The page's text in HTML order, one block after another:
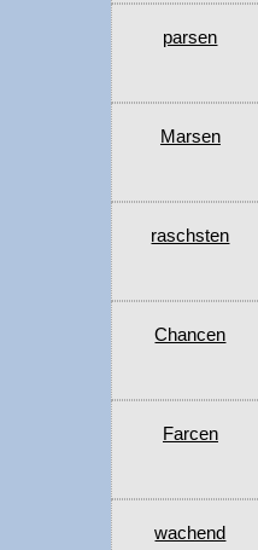
parsen
Marsen
raschsten
Chancen
Farcen
wachend